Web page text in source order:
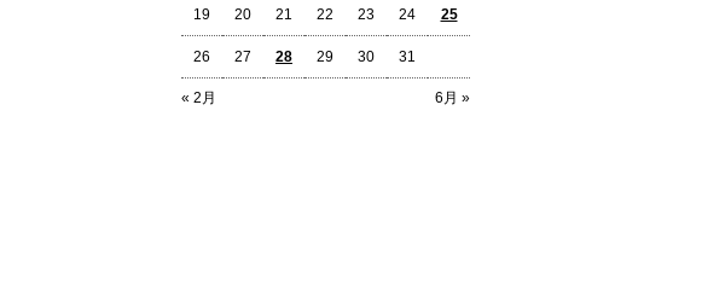
« 2月 6月 »
19 20 21 22 23 24 25
26 27 28 29 30 31